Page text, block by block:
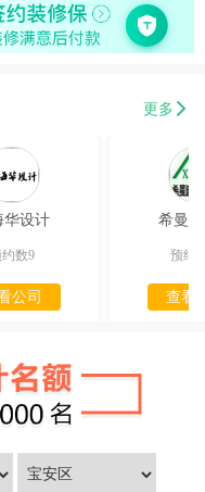
更多
华设计
数9
公司
希曼
预约
查看